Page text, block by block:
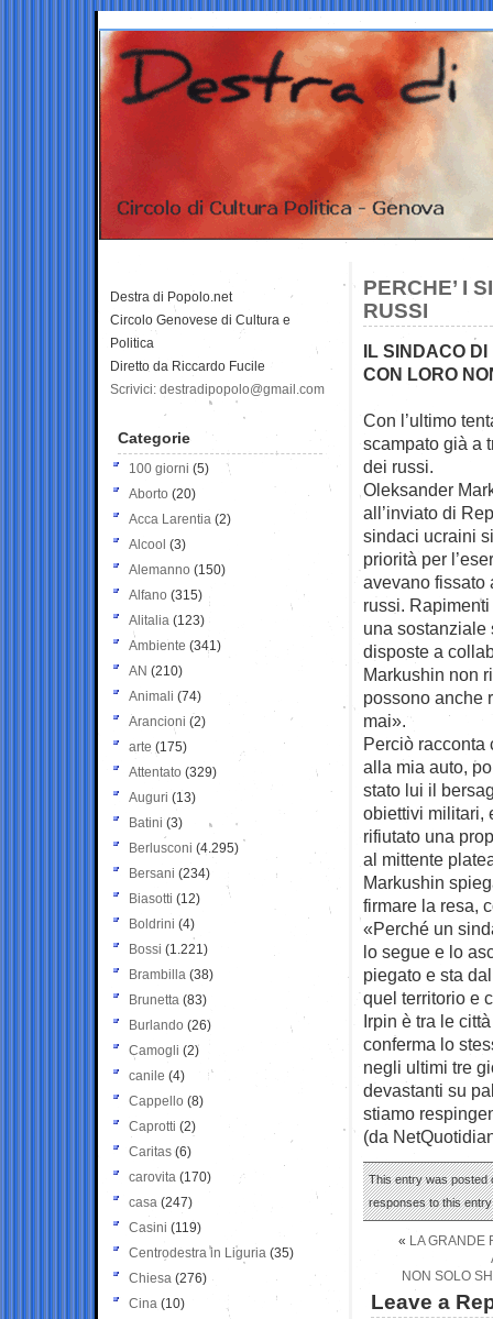
PERCHE’ I
RUSSI
IL SINDACO DI
CON LORO
Con l’ultimo
scampato già a
dei russi.
Oleksander
all’inviato di
sindaci ucraini
priorità per
avevano fissato
russi.
una sostanziale
disposte a
Markushin non
possono anche
mai».
Perciò racconta
alla mia auto,
stato lui il
obiettivi militari,
rifiutato una
al mittente
Markushin
firmare la resa,
«Perché un
lo segue e lo
piegato e sta
quel territorio e
Irpin è tra le
conferma lo
negli ultimi tre
devastanti su
stiamo
(da
This entry was posted
responses to this
« LA GRANDE
NON SOLO
Leave a
Destra di Popolo.net
Circolo Genovese di Cultura e
Politica
Diretto da Riccardo Fucile
Scrivici: destradipopolo@gmail.com
Categorie
100 giorni (5)
Aborto (20)
Acca Larentia (2)
Alcool (3)
Alemanno (150)
Alfano (315)
Alitalia (123)
Ambiente (341)
AN (210)
Animali (74)
Arancioni (2)
arte (175)
Attentato (329)
Auguri (13)
Batini (3)
Berlusconi (4.295)
Bersani (234)
Biasotti (12)
Boldrini (4)
Bossi (1.221)
Brambilla (38)
Brunetta (83)
Burlando (26)
Camogli (2)
canile (4)
Cappello (8)
Caprotti (2)
Caritas (6)
carovita (170)
casa (247)
Casini (119)
Centrodestra in Liguria (35)
Chiesa (276)
Cina (10)